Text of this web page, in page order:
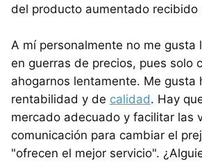
del producto aumentado recibido
A mí personalmente no me gusta
en guerras de precios, pues solo
ahogarnos lentamente. Me gusta
rentabilidad y de calidad. Hay
mercado adecuado y facilitar las
comunicación para cambiar el
"ofrecen el mejor servicio".